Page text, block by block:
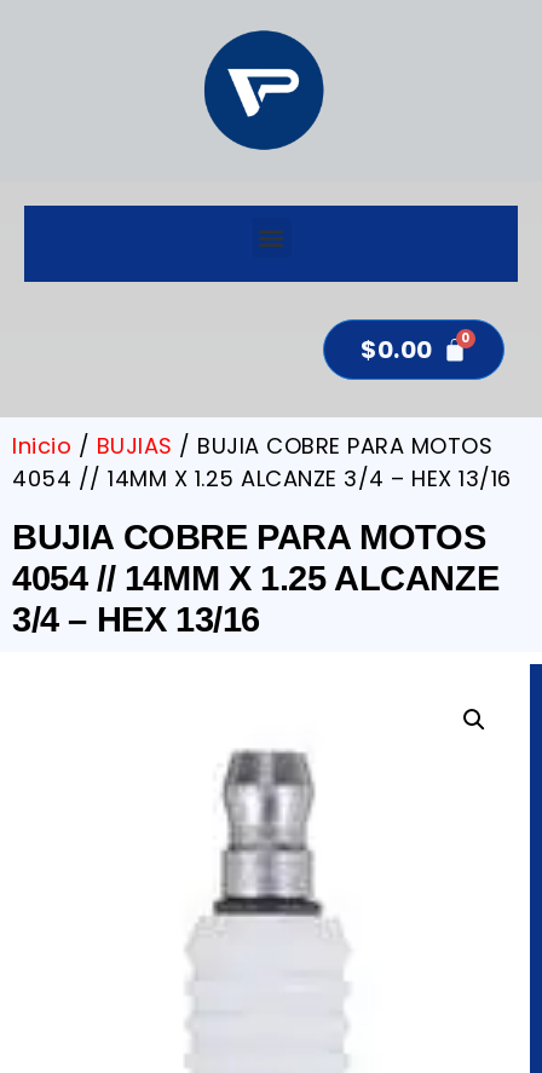
$0.00
Inicio / BUJIAS / BUJIA COBRE PARA MOTOS
4054 // 14MM X 1.25 ALCANZE 3/4 – HEX 13/16
BUJIA COBRE PARA MOTOS
4054 // 14MM X 1.25 ALCANZE
3/4 – HEX 13/16